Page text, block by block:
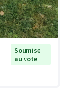
Soumise
au vote